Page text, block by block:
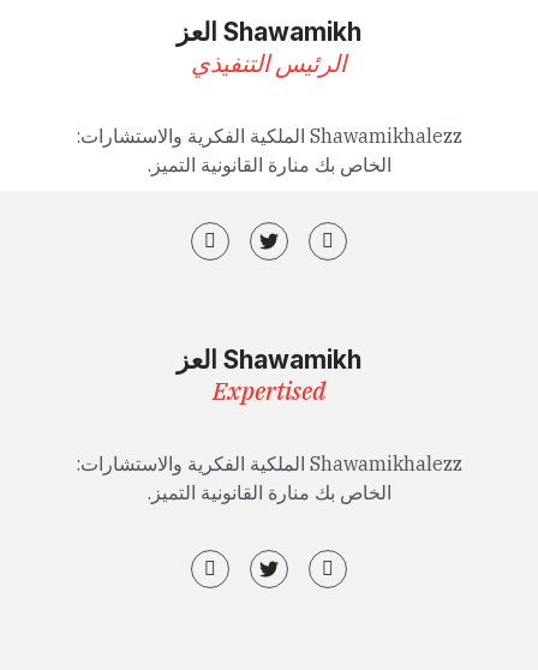
Shawamikh العز
الرئيس التنفيذي
Shawamikhalezz الملكية الفكرية والاستشارات:
الخاص بك منارة القانونية التميز.
Shawamikh العز
Expertised
Shawamikhalezz الملكية الفكرية والاستشارات:
الخاص بك منارة القانونية التميز.